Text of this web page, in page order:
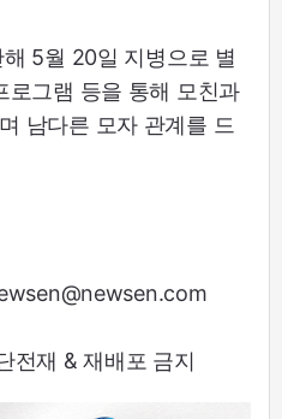
5월 20일 지병으로 별
로그램 등을 통해 모친과
남다른 모자 관계를 드
재 & 재배포 금지